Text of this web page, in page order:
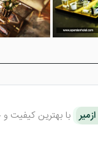
با بهترین کیفیت